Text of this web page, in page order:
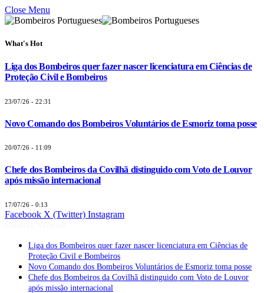
Close Menu
What's Hot
Liga dos Bombeiros quer fazer nascer licenciatura em Ciências de
Proteção Civil e Bombeiros
23/07/26 - 22:31
Novo Comando dos Bombeiros Voluntários de Esmoriz toma posse
20/07/26 - 11:09
Chefe dos Bombeiros da Covilhã distinguido com Voto de Louvor
após missão internacional
17/07/26 - 0:13
Facebook X (Twitter) Instagram
Liga dos Bombeiros quer fazer nascer licenciatura em Ciências de
Proteção Civil e Bombeiros
Novo Comando dos Bombeiros Voluntários de Esmoriz toma posse
Chefe dos Bombeiros da Covilhã distinguido com Voto de Louvor
após missão internacional